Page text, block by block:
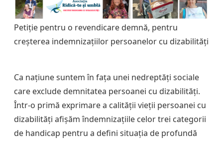
Petiție pentru o revendicare demnă, pentru
creșterea indemnizațiilor persoanelor cu dizabilități
Ca națiune suntem în fața unei nedreptăți sociale
care exclude demnitatea persoanei cu dizabilități.
Într-o primă exprimare a calității vieții persoanei cu
dizabilități afișăm îndemnizațiile celor trei categorii
de handicap pentru a defini situația de profundă